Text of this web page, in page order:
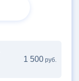
1 500 руб.